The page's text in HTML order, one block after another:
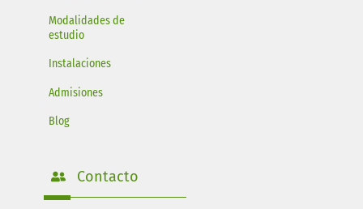
Modalidades de
estudio
Instalaciones
Admisiones
Blog
Contacto